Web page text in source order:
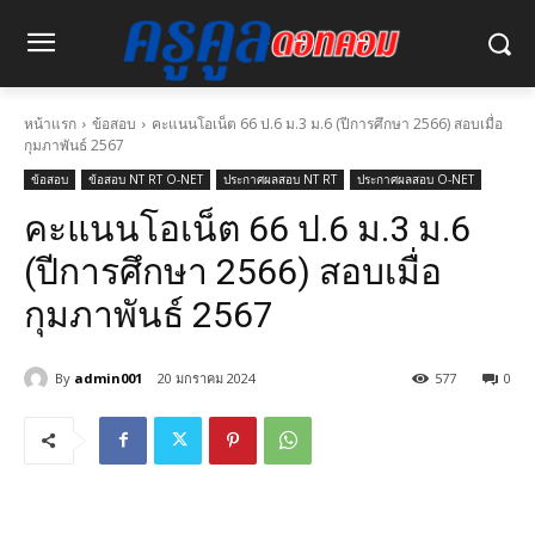
หน้าแรก ข้อสอบ
คะแนนโอเน็ต 66 ป.6 ม.3 ม.6 (ปีการศึกษา 2566) สอบเมื่อ
กุมภาพันธ์ 2567
ข้อสอบ ข้อสอบ NT RT O-NET ประกาศผลสอบ NT RT ประกาศผลสอบ O-NET
คะแนนโอเน็ต 66 ป.6 ม.3 ม.6
(ปีการศึกษา 2566) สอบเมื่อ
กุมภาพันธ์ 2567
By admin001 20 มกราคม 2024 0
577